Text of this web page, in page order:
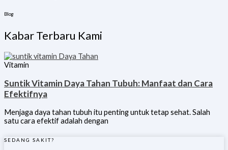
Blog
Kabar Terbaru Kami
Vitamin
Suntik Vitamin Daya Tahan Tubuh: Manfaat dan Cara
Efektifnya
Menjaga daya tahan tubuh itu penting untuk tetap sehat. Salah
satu cara efektif adalah dengan
SEDANG SAKIT?